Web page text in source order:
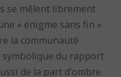
se mêlent librement
« énigme sans fin »
la communauté
du rapport
de la part d’ombre